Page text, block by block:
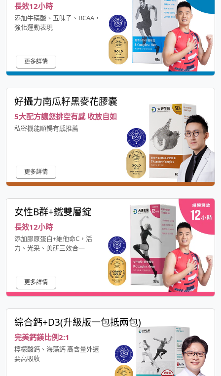
長效12小時
添加牛磺酸、五味子、BCAA，
強化運動表現
更多詳情
好攝力南瓜籽黑麥花膠囊
5大配方讓您排空有感 收放自如
私密機能順暢有感推薦
更多詳情
女性B群+鐵雙層錠
長效12小時
添加膠原蛋白+維他命C，活
力、光采、美研三效合一
更多詳情
綜合鈣+D3(升級版一包抵兩包)
完美鈣鎂比例2:1
檸檬酸鈣、海藻鈣 高含量外還
要高吸收